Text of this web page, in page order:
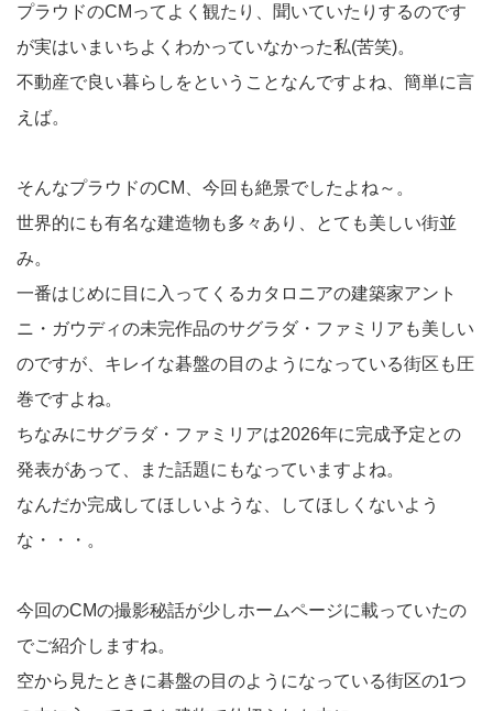
プラウドのCMってよく観たり、聞いていたりするのです
が実はいまいちよくわかっていなかった私(苦笑)。
不動産で良い暮らしをということなんですよね、簡単に言
えば。
そんなプラウドのCM、今回も絶景でしたよね～。
世界的にも有名な建造物も多々あり、とても美しい街並
み。
一番はじめに目に入ってくるカタロニアの建築家アント
ニ・ガウディの未完作品のサグラダ・ファミリアも美しい
のですが、キレイな碁盤の目のようになっている街区も圧
巻ですよね。
ちなみにサグラダ・ファミリアは2026年に完成予定との
発表があって、また話題にもなっていますよね。
なんだか完成してほしいような、してほしくないよう
な・・・。
今回のCMの撮影秘話が少しホームページに載っていたの
でご紹介しますね。
空から見たときに碁盤の目のようになっている街区の1つ